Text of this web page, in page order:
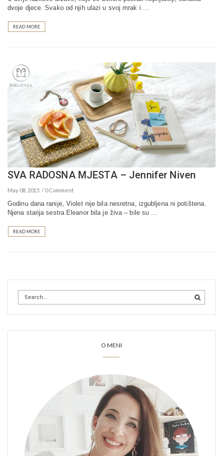
dvoje djece. Svako od njih ulazi u svoj mrak i …
READ MORE
SVA RADOSNA MJESTA – Jennifer Niven
May 08, 2015 0 Comment
Godinu dana ranije, Violet nije bila nesretna, izgubljena ni potištena.
Njena starija sestra Eleanor bila je živa – bile su …
READ MORE
O MENI